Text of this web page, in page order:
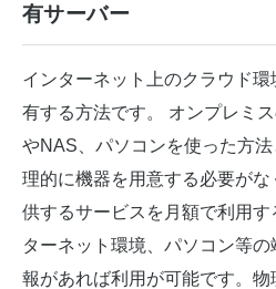
有サーバー
インターネット上のクラウド
有する方法です。 オンプレミ
やNAS、パソコンを使った方
理的に機器を用意する必要が
供するサービスを月額で利用
ターネット環境、パソコン等
報があれば利用が可能です。